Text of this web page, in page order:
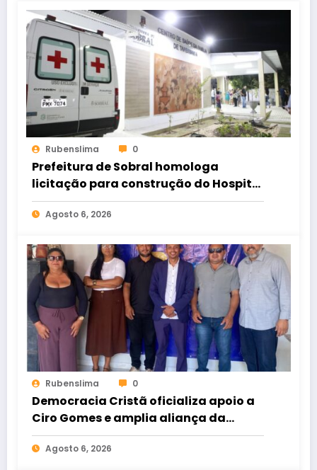
Rubenslima 0
Prefeitura de Sobral homologa
licitação para construção do Hospital
de Taperuaba
Agosto 6, 2026
Rubenslima 0
Democracia Cristã oficializa apoio a
Ciro Gomes e amplia aliança da
oposição no Ceará
Agosto 6, 2026